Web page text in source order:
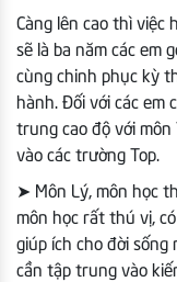
Càng lên cao thì việc
sẽ là ba năm các em
cùng chinh phục kỳ
hành. Đối với các em
trung cao độ với
vào các trường Top.
➤ Môn Lý, môn học
môn học rất thú vị,
giúp ích cho đời
cần tập trung vào